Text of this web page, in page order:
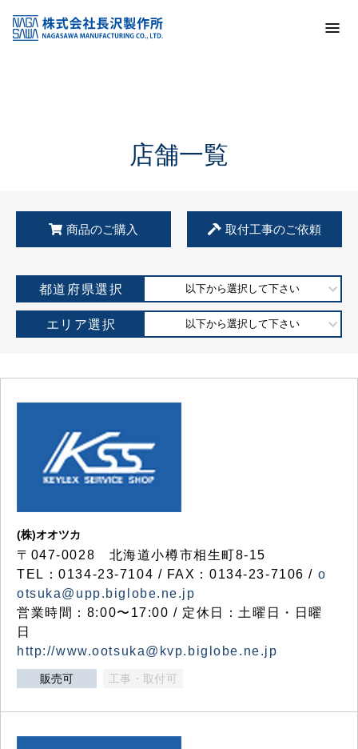
KSS加盟店・取扱店情報
店舗一覧
店舗一覧
商品のご購入 取付工事のご依頼
都道府県選択 以下から選択して下さい
エリア選択 以下から選択して下さい
(株)オオツカ
〒047-0028 北海道小樽市相生町8-15
TEL：0134-23-7104 / FAX：0134-23-7106 / o
otsuka@upp.biglobe.ne.jp
営業時間：8:00〜17:00 / 定休日：土曜日・日曜
日
http://www.ootsuka@kvp.biglobe.ne.jp
販売可 工事・取付可